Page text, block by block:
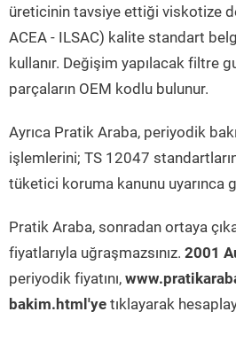
üreticinin tavsiye ettiği viskotize
ACEA - ILSAC) kalite standart
kullanır. Değişim yapılacak filtre
parçaların OEM kodlu bulunur.
Ayrıca Pratik Araba, periyodik
işlemlerini; TS 12047
tüketici koruma kanunu uyarınca
Pratik Araba, sonradan ortaya
fiyatlarıyla uğraşmazsınız. 2001
periyodik fiyatını,
bakim.html'ye tıklayarak